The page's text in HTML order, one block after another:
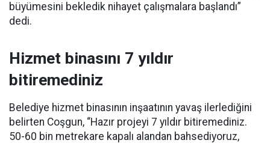
büyümesini bekledik nihayet çalışmalara başlandı”
dedi.
Hizmet binasını 7 yıldır
bitiremediniz
Belediye hizmet binasının inşaatının yavaş ilerlediğini
belirten Coşgun, “Hazır projeyi 7 yıldır bitiremediniz.
50-60 bin metrekare kapalı alandan bahsediyoruz,